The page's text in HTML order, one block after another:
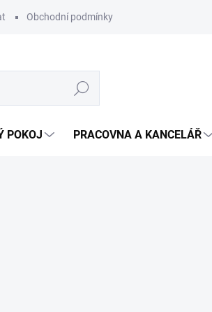
Obchodní podmínky Podmínky
Hledat
POKOJ PRACOVNA A KANCELÁŘ